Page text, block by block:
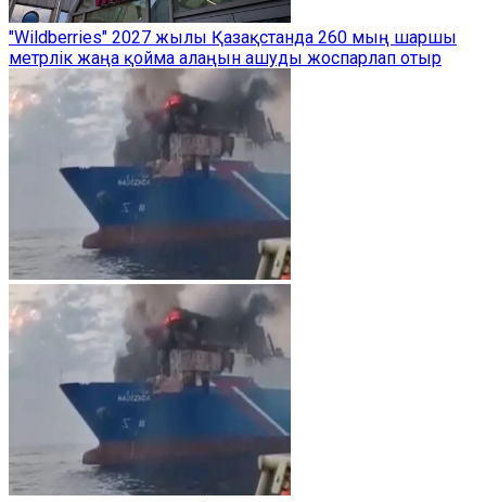
"Wildberries" 2027 жылы Қазақстанда 260 мың шаршы
метрлік жаңа қойма алаңын ашуды жоспарлап отыр